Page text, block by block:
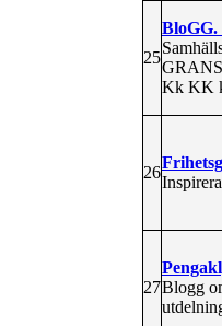
25
BloGG.
Kk KK
26
27Blogg